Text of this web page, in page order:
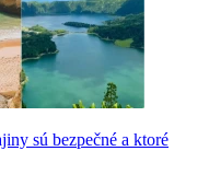
sú bezpečné a ktoré